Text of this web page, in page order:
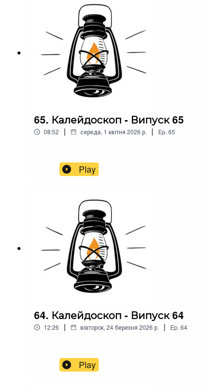
65. Калейдоскоп - Випуск 65
08:52 | середа, 1 квітня 2026 р. | Ep. 65
Play
64. Калейдоскоп - Випуск 64
12:26 | вівторок, 24 березня 2026 р. | Ep. 64
Play